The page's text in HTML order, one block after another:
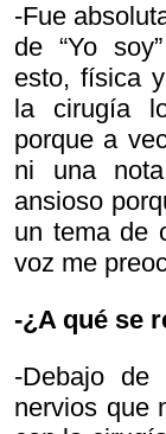
-Fue
de “Yo
esto, física
la cirugía
porque a
ni una
ansioso
un tema de
voz me
-¿A qué se
-Debajo
nervios que